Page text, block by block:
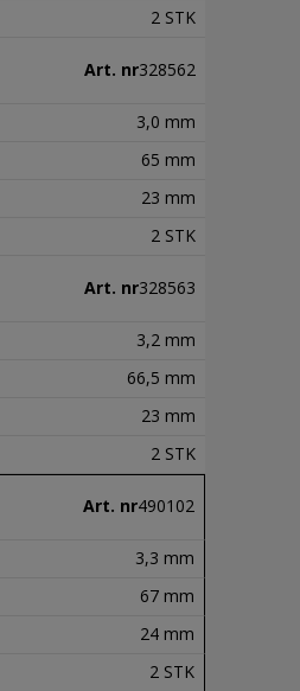
2 STK
Art. nr328562
3,0 mm
65 mm
23 mm
2 STK
Art. nr328563
3,2 mm
66,5 mm
23 mm
2 STK
Art. nr490102
3,3 mm
67 mm
24 mm
2 STK